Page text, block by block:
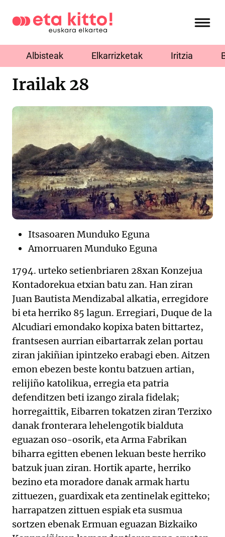
Albisteak Elkarrizketak Iritzia
Irailak 28
Itsasoaren Munduko Eguna
Amorruaren Munduko Eguna
1794. urteko setienbriaren 28xan Konzejua
Kontadorekua etxian batu zan. Han ziran
Juan Bautista Mendizabal alkatia, erregidore
bi eta herriko 85 lagun. Erregiari, Duque de la
Alcudiari emondako kopixa baten bittartez,
frantsesen aurrian eibartarrak zelan portau
ziran jakiñian ipintzeko erabagi eben. Aitzen
emon ebezen beste kontu batzuen artian,
relijiño katolikua, erregia eta patria
defenditzen beti izango zirala fidelak;
horregaittik, Eibarren tokatzen ziran Terzixo
danak fronterara lehelengotik bialduta
eguazan oso-osorik, eta Arma Fabrikan
biharra egitten ebenen lekuan beste herriko
batzuk juan ziran. Hortik aparte, herriko
bezino eta moradore danak armak hartu
zittuezen, guardixak eta zentinelak egitteko;
harrapatzen zittuen espiak eta susmua
sortzen ebenak Ermuan eguazan Bizkaiko